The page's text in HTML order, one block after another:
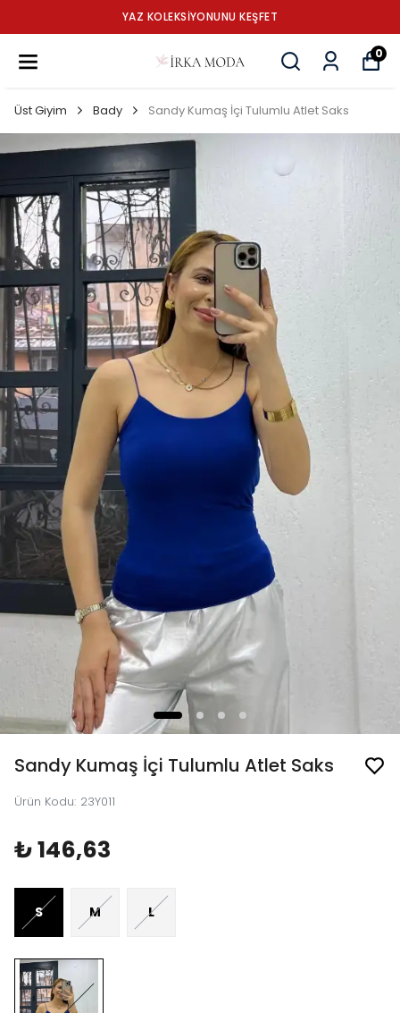
YAZ KOLEKSİYONUNU KEŞFET
0
Üst Giyim Bady Sandy Kumaş İçi Tulumlu Atlet Saks
Sandy Kumaş İçi Tulumlu Atlet Saks
Ürün Kodu: 23Y011
₺ 146,63
S M L